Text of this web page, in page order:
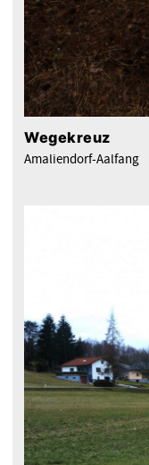
Wegekreuz
Amaliendorf-Aalfang